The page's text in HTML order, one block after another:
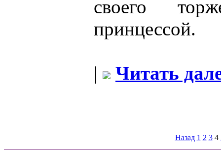
своего
принцессой.
| Читать
Назад 1 2 3 4